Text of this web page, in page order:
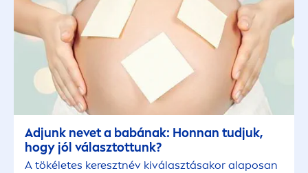
Adjunk nevet a babának: Honnan tudjuk,
hogy jól választottunk?
A tökéletes keresztnév kiválasztásakor alaposan